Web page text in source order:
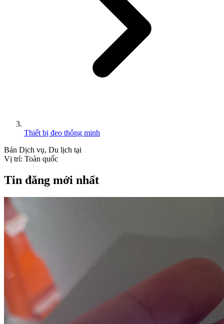
Thiết bị đeo thông minh
Bán Dịch vụ, Du lịch tại
Vị trí: Toàn quốc
Tin đăng mới nhất